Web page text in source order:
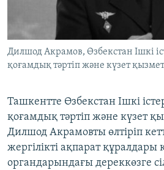
ЖАЗЫЛЫҢЫЗ
Басқа тілдерде
Дилшод Акрамов, Өзбекстан Ішкі
қоғамдық тәртіп және күзет
Ташкентте Өзбекстан Ішкі
қоғамдық тәртіп және күзет
Дилшод Акрамовты өлтіріп
жергілікті ақпарат құралдары
органдарындағы дереккөзге